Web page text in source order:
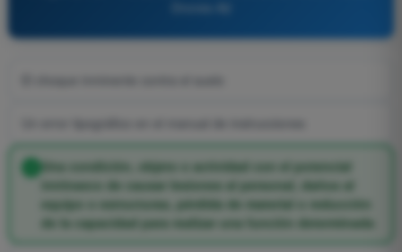
Una condición, objeto o actividad con el potencial
intrínseco de causar lesiones al personal, daños al
equipo o estructuras, pérdida de material o reducción
de la capacidad para realizar una función determinada